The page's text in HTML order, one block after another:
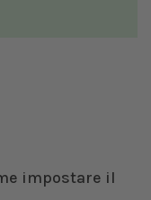
impostare il